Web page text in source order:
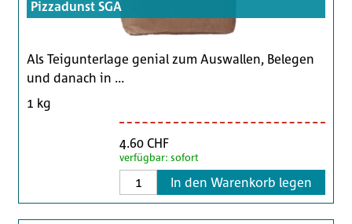
Pizzadunst SGA
Als Teigunterlage genial zum Auswallen, Belegen
und danach in ...
1 kg
4.60 CHF
verfügbar: sofort
In den Warenkorb legen